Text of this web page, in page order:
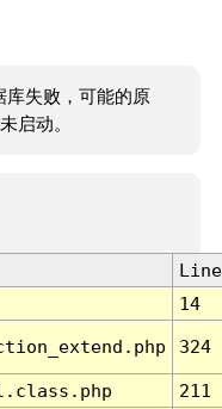
库失败，可能的原
启动。
Line
14
324
211